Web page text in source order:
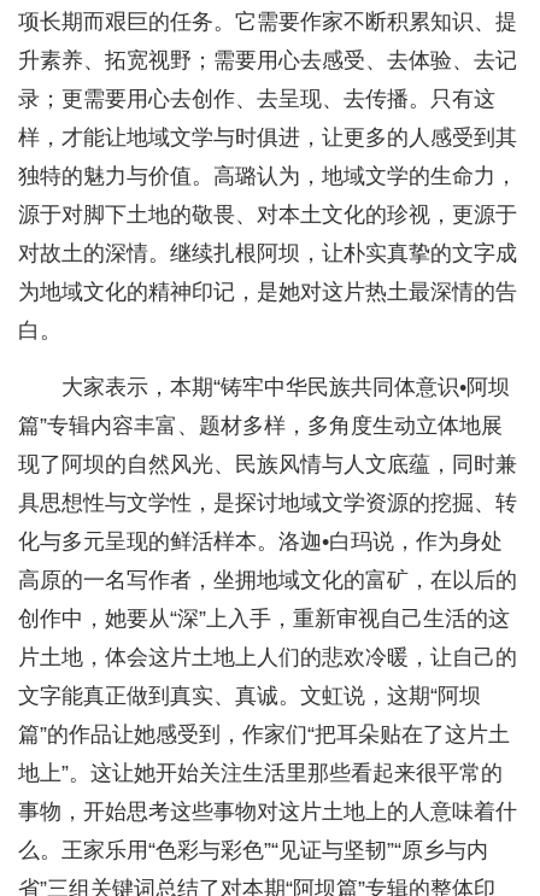
项长期而艰巨的任务。它需要作家不断积累知识、提
升素养、拓宽视野；需要用心去感受、去体验、去记
录；更需要用心去创作、去呈现、去传播。只有这
样，才能让地域文学与时俱进，让更多的人感受到其
独特的魅力与价值。高璐认为，地域文学的生命力，
源于对脚下土地的敬畏、对本土文化的珍视，更源于
对故土的深情。继续扎根阿坝，让朴实真挚的文字成
为地域文化的精神印记，是她对这片热土最深情的告
白。
大家表示，本期“铸牢中华民族共同体意识•阿坝
篇”专辑内容丰富、题材多样，多角度生动立体地展
现了阿坝的自然风光、民族风情与人文底蕴，同时兼
具思想性与文学性，是探讨地域文学资源的挖掘、转
化与多元呈现的鲜活样本。洛迦•白玛说，作为身处
高原的一名写作者，坐拥地域文化的富矿，在以后的
创作中，她要从“深”上入手，重新审视自己生活的这
片土地，体会这片土地上人们的悲欢冷暖，让自己的
文字能真正做到真实、真诚。文虹说，这期“阿坝
篇”的作品让她感受到，作家们“把耳朵贴在了这片土
地上”。这让她开始关注生活里那些看起来很平常的
事物，开始思考这些事物对这片土地上的人意味着什
么。王家乐用“色彩与彩色”“见证与坚韧”“原乡与内
省”三组关键词总结了对本期“阿坝篇”专辑的整体印